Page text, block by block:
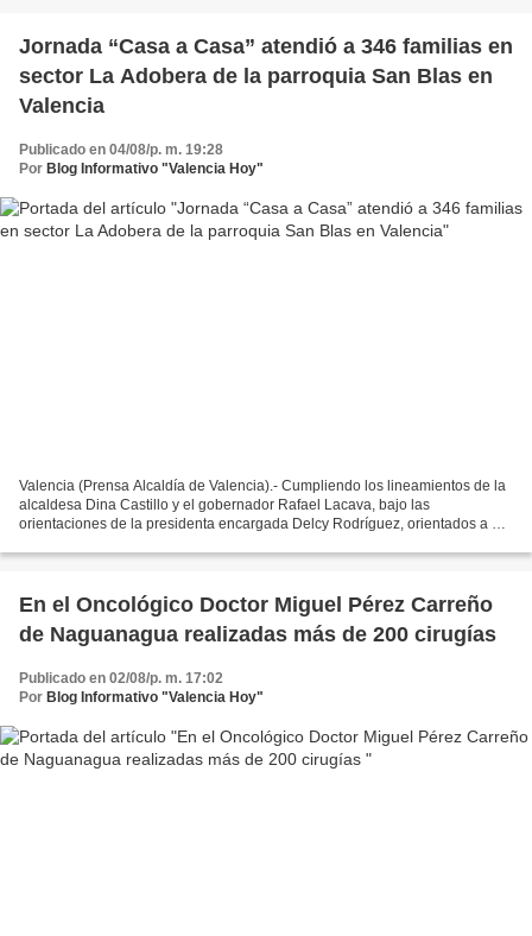
Jornada “Casa a Casa” atendió a 346 familias en
sector La Adobera de la parroquia San Blas en
Valencia
Publicado en 04/08/p. m. 19:28
Por Blog Informativo "Valencia Hoy"
Valencia (Prensa Alcaldía de Valencia).- Cumpliendo los lineamientos de la
alcaldesa Dina Castillo y el gobernador Rafael Lacava, bajo las
orientaciones de la presidenta encargada Delcy Rodríguez, orientados a dar
En el Oncológico Doctor Miguel Pérez Carreño
de Naguanagua realizadas más de 200 cirugías
Publicado en 02/08/p. m. 17:02
Por Blog Informativo "Valencia Hoy"